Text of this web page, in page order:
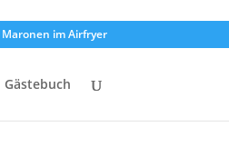
Maronen im Airfryer
Gästebuch